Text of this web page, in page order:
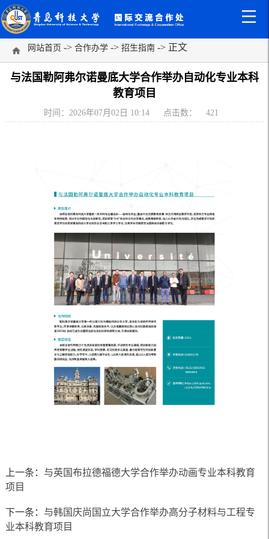
网站首页 -> 合作办学 -> 招生指南 -> 正文
与法国勒阿弗尔诺曼底大学合作举办自动化专业本科
教育项目
时间：2026年07月02日 10:14 点击数： 421
上一条： 与英国布拉德福德大学合作举办动画专业本科教育
项目
下一条： 与韩国庆尚国立大学合作举办高分子材料与工程专
业本科教育项目